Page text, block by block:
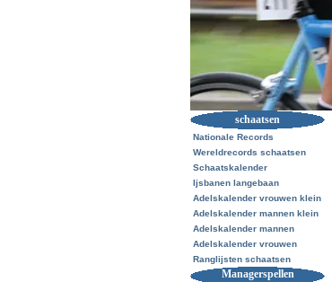
schaatsen
Nationale Records
Wereldrecords schaatsen
Schaatskalender
Ijsbanen langebaan
Adelskalender vrouwen klein
Adelskalender mannen klein
Adelskalender mannen
Adelskalender vrouwen
Ranglijsten schaatsen
Managerspellen